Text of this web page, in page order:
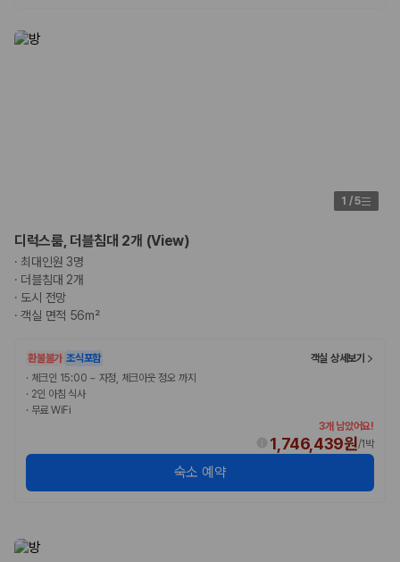
확인합니다.
실시간 예약:
제주렌트카 최저가는 차량 기본요금만으로 판단하기 어렵습니다. 보험 포
함 여부, 면책금, 보상 한도, 옵션 비용, 취소 수수료를 함께 확인해야 실제
로 저렴한 차량을 고를 수 있습니다.
2. 보험 조건은 가격만큼 중요합니다
완전자차와 슈퍼자차는 업체별 보장 범위가 다를 수 있습니다. 카모아에서
는 제주 렌트카 가격과 함께 보험 조건을 비교해 여행 스타일에 맞는 보장
3. 제주공항 접근성과 셔틀 조건을 함께 확인하세요
제주 렌트카는 차량 인수 위치와 셔틀 편의성에 따라 실제 이용 만족도가
달라집니다. 공항에서 렌트카 사무실까지의 이동 조건을 가격과 함께 비교
제주도 렌트카 차종별 가격비교
혼자 또는 2인 여행에 적합하며 제주 렌트카 최저가를 찾는 사용자
가 가장 먼저 비교하는 차종입니다.
1 /5
디럭스룸, 더블침대 2개 (View)
· 최대인원 3명
· 더블침대 2개
· 도시 전망
·객실 면적 56m²
환불불가 조식포함
객실 상세보기
· 체크인 15:00 ~ 자정, 체크아웃 정오 까지
· 2인 아침 식사
· 무료 WiFi
3개 남았어요!
1,746,439원/1박
숙소 예약